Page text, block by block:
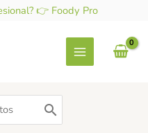
👉 Foody Pro